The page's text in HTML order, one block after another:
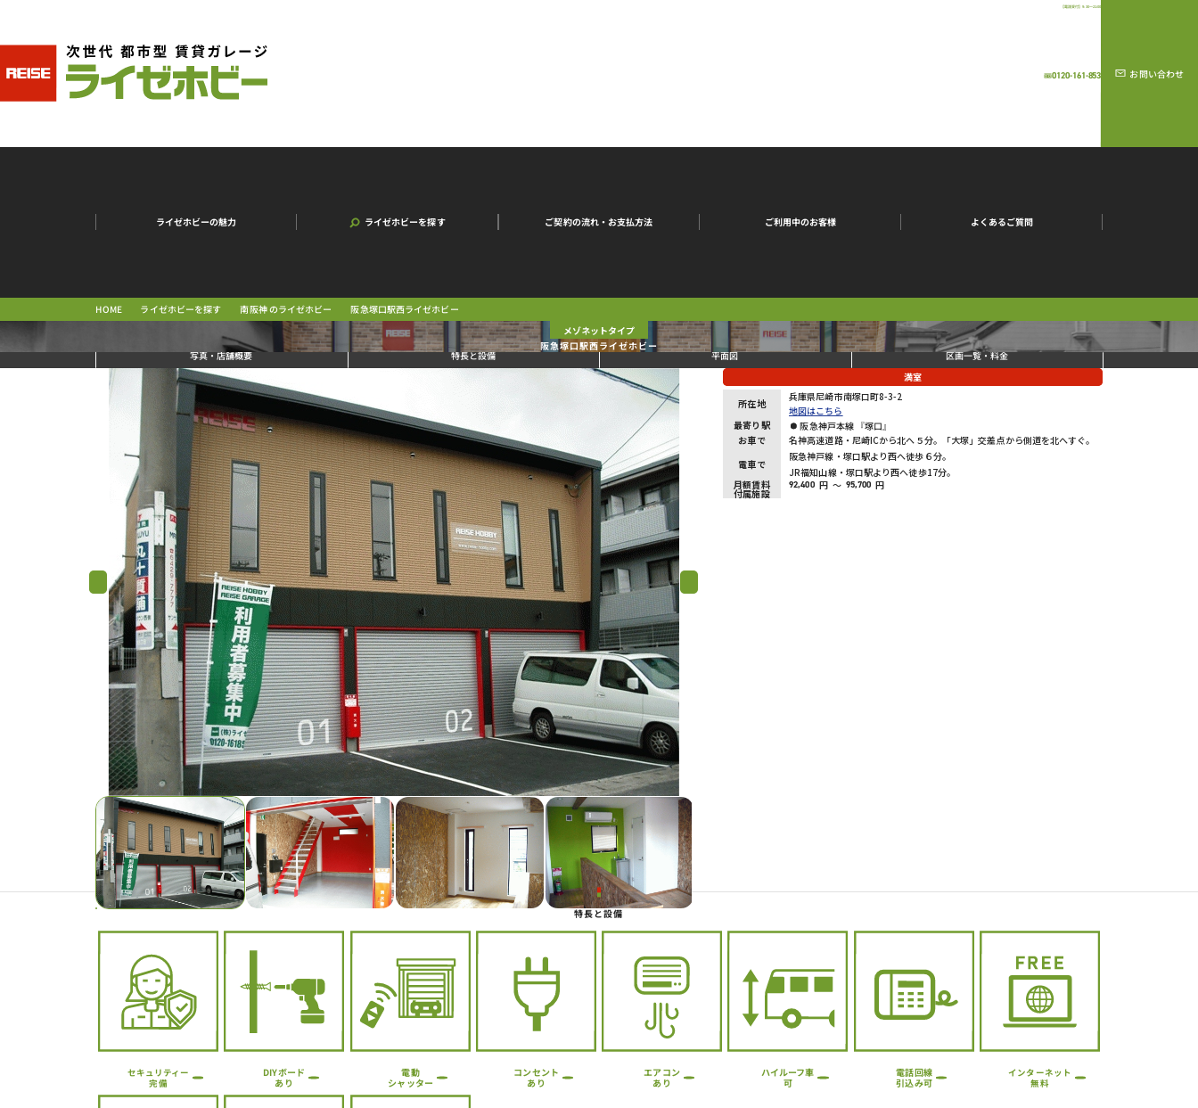
【電話受付】9:30～21:00
0120-161-853 お問い合わせ
ライゼホビーの魅力 ライゼホビーを探す ご契約の流れ・お支払方法 ご利用中のお客様 よくあるご質問
HOME ライゼホビーを探す 南阪神 のライゼホビー 阪急塚口駅西ライゼホビー
メゾネットタイプ
阪急塚口駅西ライゼホビー
写真・店舗概要 特長と設備 平面図 区画一覧・料金
Previous
Previous Next
満室
所在地
兵庫県尼崎市南塚口町8-3-2
地図はこちら
最寄り駅 阪急神戸本線 『塚口』
お車で
名神高速道路・尼崎ICから北へ５分。「大塚」交差点から側道を北へすぐ。
電車で
阪急神戸線・塚口駅より西へ徒歩６分。
JR福知山線・塚口駅より西へ徒歩17分。
月額賃料
92,400 円 ～ 95,700 円
付属施設
特長と設備
セキュリティー
完備
DIYボード
あり
電動
シャッター
コンセント
あり
エアコン
あり
ハイルーフ車
可
電話回線
引込み可
インターネット
無料